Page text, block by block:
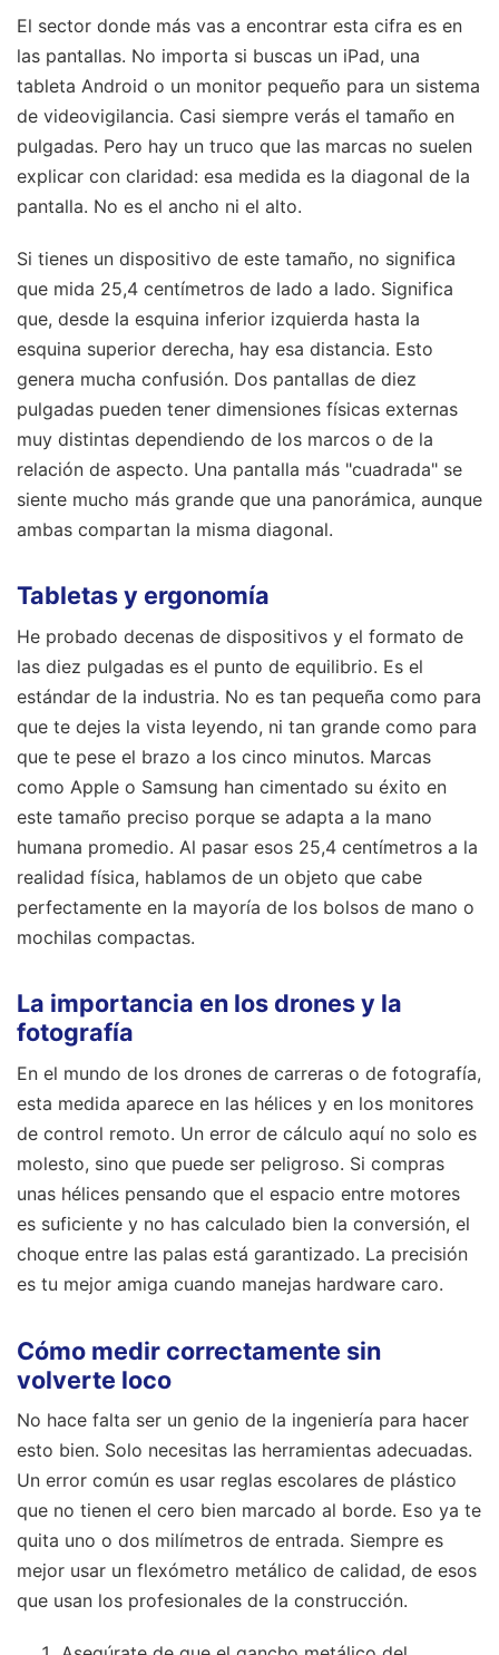
El sector donde más vas a encontrar esta cifra es en
las pantallas. No importa si buscas un iPad, una
tableta Android o un monitor pequeño para un sistema
de videovigilancia. Casi siempre verás el tamaño en
pulgadas. Pero hay un truco que las marcas no suelen
explicar con claridad: esa medida es la diagonal de la
pantalla. No es el ancho ni el alto.
Si tienes un dispositivo de este tamaño, no significa
que mida 25,4 centímetros de lado a lado. Significa
que, desde la esquina inferior izquierda hasta la
esquina superior derecha, hay esa distancia. Esto
genera mucha confusión. Dos pantallas de diez
pulgadas pueden tener dimensiones físicas externas
muy distintas dependiendo de los marcos o de la
relación de aspecto. Una pantalla más "cuadrada" se
siente mucho más grande que una panorámica, aunque
ambas compartan la misma diagonal.
Tabletas y ergonomía
He probado decenas de dispositivos y el formato de
las diez pulgadas es el punto de equilibrio. Es el
estándar de la industria. No es tan pequeña como para
que te dejes la vista leyendo, ni tan grande como para
que te pese el brazo a los cinco minutos. Marcas
como Apple o Samsung han cimentado su éxito en
este tamaño preciso porque se adapta a la mano
humana promedio. Al pasar esos 25,4 centímetros a la
realidad física, hablamos de un objeto que cabe
perfectamente en la mayoría de los bolsos de mano o
mochilas compactas.
La importancia en los drones y la
fotografía
En el mundo de los drones de carreras o de fotografía,
esta medida aparece en las hélices y en los monitores
de control remoto. Un error de cálculo aquí no solo es
molesto, sino que puede ser peligroso. Si compras
unas hélices pensando que el espacio entre motores
es suficiente y no has calculado bien la conversión, el
choque entre las palas está garantizado. La precisión
es tu mejor amiga cuando manejas hardware caro.
Cómo medir correctamente sin
volverte loco
No hace falta ser un genio de la ingeniería para hacer
esto bien. Solo necesitas las herramientas adecuadas.
Un error común es usar reglas escolares de plástico
que no tienen el cero bien marcado al borde. Eso ya te
quita uno o dos milímetros de entrada. Siempre es
mejor usar un flexómetro metálico de calidad, de esos
que usan los profesionales de la construcción.